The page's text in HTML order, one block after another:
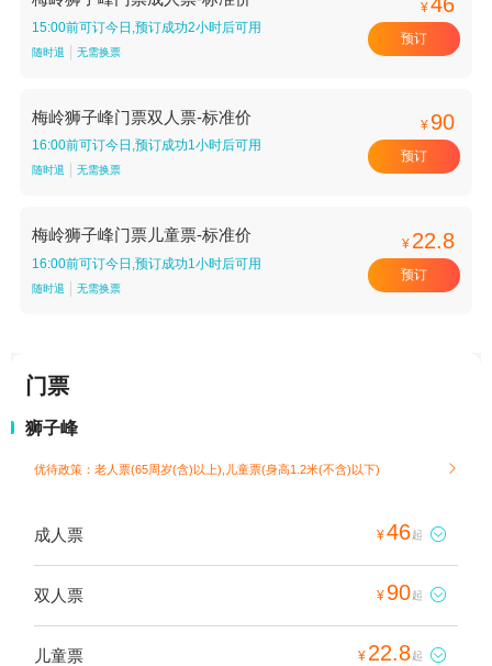
15:00前可订今日,预订成功2小时后可用
随时退 无需换票
¥
预订
梅岭狮子峰门票双人票-标准价
16:00前可订今日,预订成功1小时后可用
随时退 无需换票
¥ 90
预订
梅岭狮子峰门票儿童票-标准价
16:00前可订今日,预订成功1小时后可用
随时退 无需换票
¥ 22.8
预订
门票
狮子峰
优待政策：老人票(65周岁(含)以上),儿童票(身高1.2米(不含)以下) 
成人票 ¥46起 
双人票 ¥ 90起 
儿童票 ¥ 22.8起 